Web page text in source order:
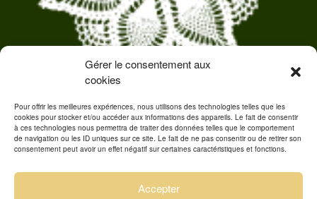
Gérer le consentement aux
cookies
Pour offrir les meilleures expériences, nous utilisons des technologies telles que les
cookies pour stocker et/ou accéder aux informations des appareils. Le fait de consentir
à ces technologies nous permettra de traiter des données telles que le comportement
de navigation ou les ID uniques sur ce site. Le fait de ne pas consentir ou de retirer son
consentement peut avoir un effet négatif sur certaines caractéristiques et fonctions.
Accepter